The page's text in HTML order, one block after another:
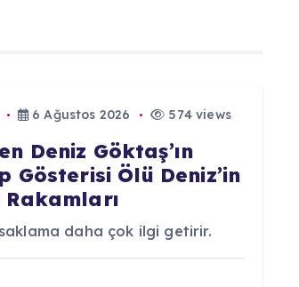
6 Ağustos 2026 574 views
Deniz Göktaş’ın
Gösterisi Ölü Deniz’in
daha çok ilgi getirir.